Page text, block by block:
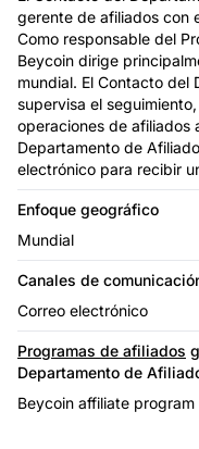
gerente de afiliados con
Como responsable del
Beycoin dirige
mundial. El Contacto del
supervisa el
operaciones de afiliados
Departamento de
electrónico para recibir
Enfoque geográfico
Mundial
Canales de
Correo electrónico
Programas de afiliados
Departamento de
Beycoin affiliate program